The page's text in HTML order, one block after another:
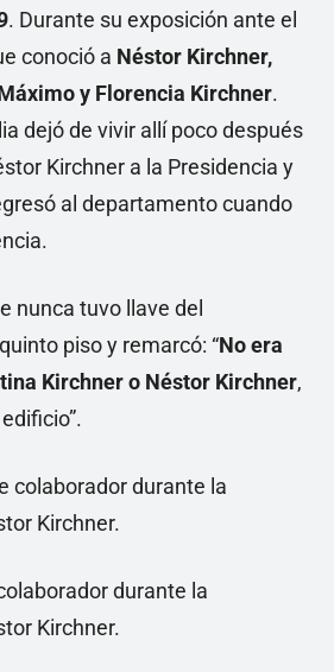
. Durante su exposición ante el
conoció a Néstor Kirchner,
y Florencia Kirchner.
dejó de vivir allí poco después
Kirchner a la Presidencia y
al departamento cuando
nunca tuvo llave del
piso y remarcó: “No era
Kirchner o Néstor Kirchner,
durante la
Kirchner.